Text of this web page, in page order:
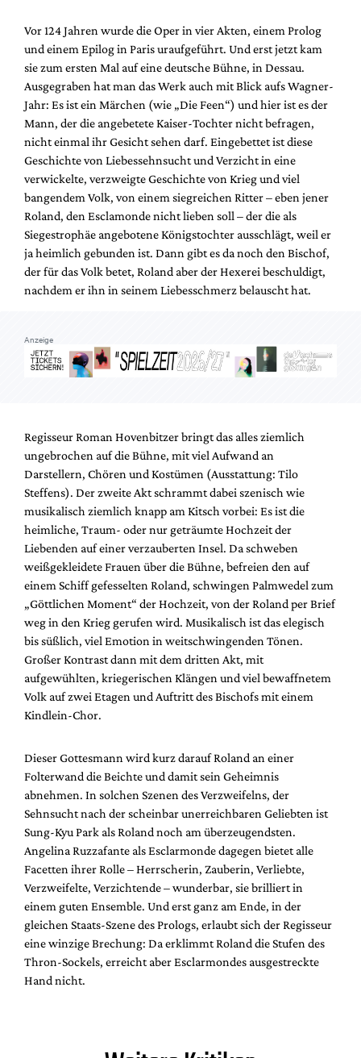
Vor 124 Jahren wurde die Oper in vier Akten, einem Prolog
und einem Epilog in Paris uraufgeführt. Und erst jetzt kam
sie zum ersten Mal auf eine deutsche Bühne, in Dessau.
Ausgegraben hat man das Werk auch mit Blick aufs Wagner-
Jahr: Es ist ein Märchen (wie „Die Feen“) und hier ist es der
Mann, der die angebetete Kaiser-Tochter nicht befragen,
nicht einmal ihr Gesicht sehen darf. Eingebettet ist diese
Geschichte von Liebessehnsucht und Verzicht in eine
verwickelte, verzweigte Geschichte von Krieg und viel
bangendem Volk, von einem siegreichen Ritter – eben jener
Roland, den Esclamonde nicht lieben soll – der die als
Siegestrophäe angebotene Königstochter ausschlägt, weil er
ja heimlich gebunden ist. Dann gibt es da noch den Bischof,
der für das Volk betet, Roland aber der Hexerei beschuldigt,
nachdem er ihn in seinem Liebesschmerz belauscht hat.
Anzeige
Regisseur Roman Hovenbitzer bringt das alles ziemlich
ungebrochen auf die Bühne, mit viel Aufwand an
Darstellern, Chören und Kostümen (Ausstattung: Tilo
Steffens). Der zweite Akt schrammt dabei szenisch wie
musikalisch ziemlich knapp am Kitsch vorbei: Es ist die
heimliche, Traum- oder nur geträumte Hochzeit der
Liebenden auf einer verzauberten Insel. Da schweben
weißgekleidete Frauen über die Bühne, befreien den auf
einem Schiff gefesselten Roland, schwingen Palmwedel zum
„Göttlichen Moment“ der Hochzeit, von der Roland per Brief
weg in den Krieg gerufen wird. Musikalisch ist das elegisch
bis süßlich, viel Emotion in weitschwingenden Tönen.
Großer Kontrast dann mit dem dritten Akt, mit
aufgewühlten, kriegerischen Klängen und viel bewaffnetem
Volk auf zwei Etagen und Auftritt des Bischofs mit einem
Kindlein-Chor.
Dieser Gottesmann wird kurz darauf Roland an einer
Folterwand die Beichte und damit sein Geheimnis
abnehmen. In solchen Szenen des Verzweifelns, der
Sehnsucht nach der scheinbar unerreichbaren Geliebten ist
Sung-Kyu Park als Roland noch am überzeugendsten.
Angelina Ruzzafante als Esclarmonde dagegen bietet alle
Facetten ihrer Rolle – Herrscherin, Zauberin, Verliebte,
Verzweifelte, Verzichtende – wunderbar, sie brilliert in
einem guten Ensemble. Und erst ganz am Ende, in der
gleichen Staats-Szene des Prologs, erlaubt sich der Regisseur
eine winzige Brechung: Da erklimmt Roland die Stufen des
Thron-Sockels, erreicht aber Esclarmondes ausgestreckte
Hand nicht.